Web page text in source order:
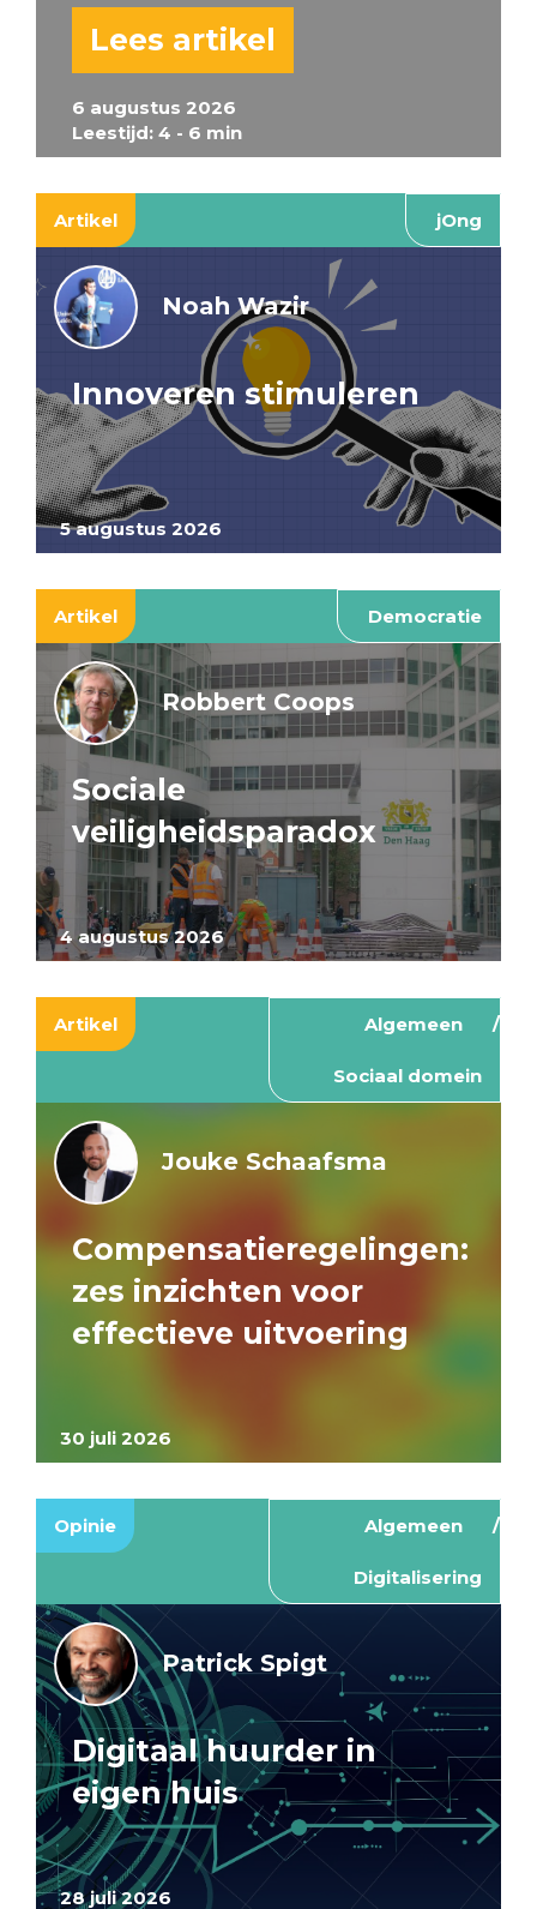
6 augustus 2026
Leestijd: 4 - 6 min
Lees artikel
Artikel jOng
5 augustus 2026
Noah Wazir
Innoveren stimuleren
Artikel Democratie
4 augustus 2026
Robbert Coops
Sociale
veiligheidsparadox
Artikel Algemeen
Sociaal domein
30 juli 2026
Jouke Schaafsma
Compensatieregelingen:
zes inzichten voor
effectieve uitvoering
Opinie Algemeen
Digitalisering
28 juli 2026
Patrick Spigt
Digitaal huurder in
eigen huis